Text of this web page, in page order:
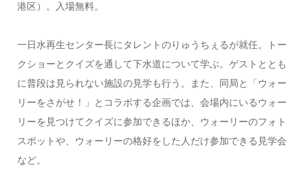
港区）。入場無料。
一日水再生センター長にタレントのりゅうちぇるが就任。トー
クショーとクイズを通して下水道について学ぶ。ゲストととも
に普段は見られない施設の見学も行う。また、同局と「ウォー
リーをさがせ！」とコラボする企画では、会場内にいるウォー
リーを見つけてクイズに参加できるほか、ウォーリーのフォト
スポットや、ウォーリーの格好をした人だけ参加できる見学会
など。